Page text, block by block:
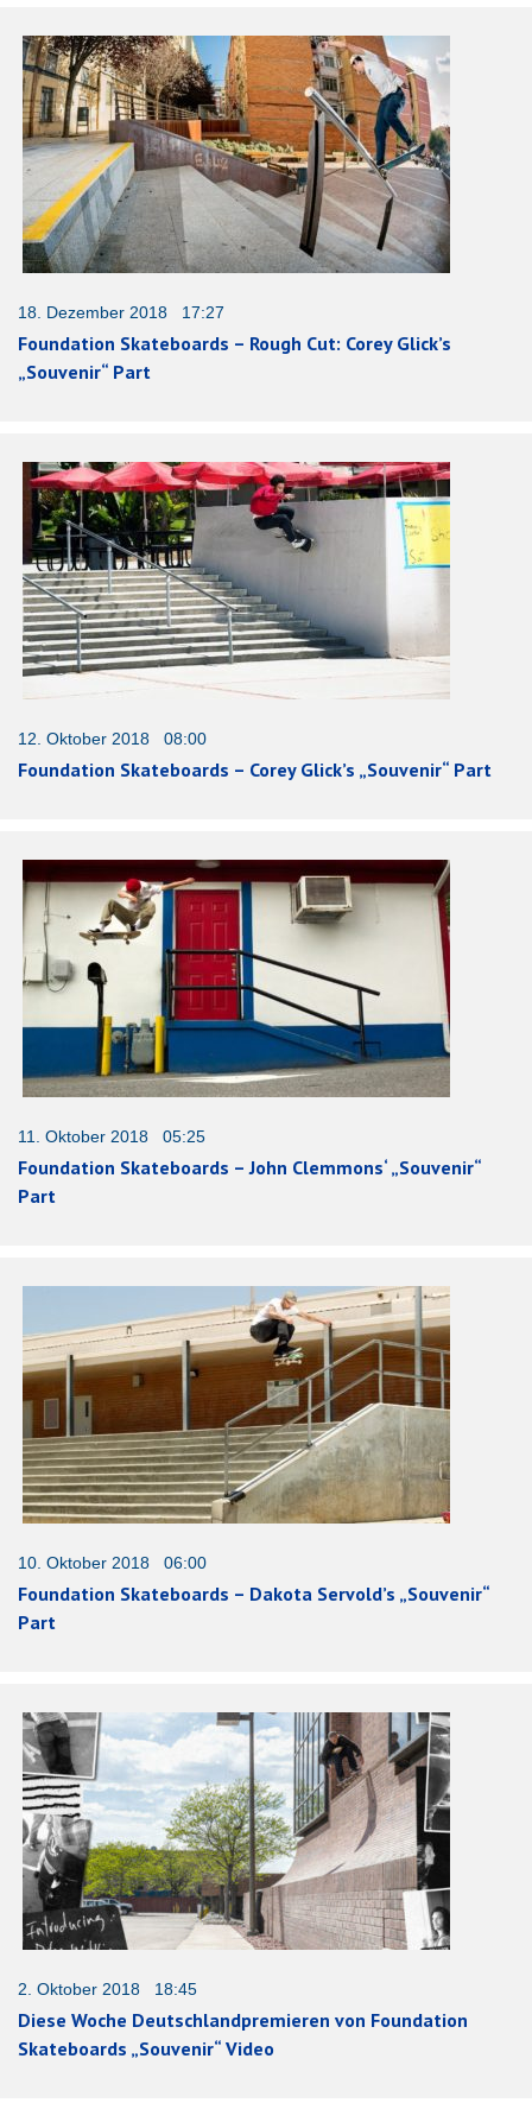
18. Dezember 2018 17:27
Foundation Skateboards – Rough Cut: Corey Glick’s
„Souvenir“ Part
12. Oktober 2018 08:00
Foundation Skateboards – Corey Glick’s „Souvenir“ Part
11. Oktober 2018 05:25
Foundation Skateboards – John Clemmons‘ „Souvenir“
Part
10. Oktober 2018 06:00
Foundation Skateboards – Dakota Servold’s „Souvenir“
Part
2. Oktober 2018 18:45
Diese Woche Deutschlandpremieren von Foundation
Skateboards „Souvenir“ Video